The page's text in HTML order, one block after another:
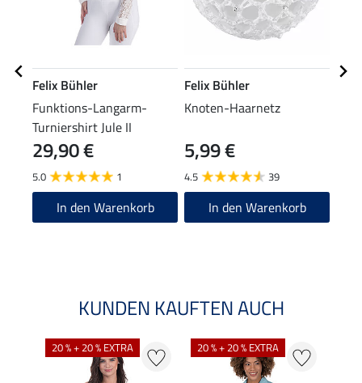
Felix Bühler
Funktions-Langarm-
Turniershirt Jule II
29,90 €
5.0 1
In den Warenkorb
Felix Bühler
Knoten-Haarnetz
5,99 €
4.5 39
In den Warenkorb
KUNDEN KAUFTEN AUCH
20 % + 20 % EXTRA 20 % + 20 % EXTRA